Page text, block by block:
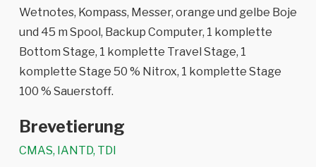
Wetnotes, Kompass, Messer, orange und gelbe Boje
und 45 m Spool, Backup Computer, 1 komplette
Bottom Stage, 1 komplette Travel Stage, 1
komplette Stage 50 % Nitrox, 1 komplette Stage
100 % Sauerstoff.
Brevetierung
CMAS, IANTD, TDI